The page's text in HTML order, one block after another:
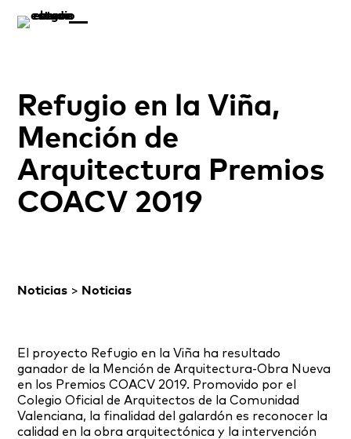
Refugio en la Viña,
Mención de
Arquitectura Premios
COACV 2019
Noticias > Noticias
El proyecto Refugio en la Viña ha resultado
ganador de la Mención de Arquitectura-Obra Nueva
en los Premios COACV 2019. Promovido por el
Colegio Oficial de Arquitectos de la Comunidad
Valenciana, la finalidad del galardón es reconocer la
calidad en la obra arquitectónica y la intervención